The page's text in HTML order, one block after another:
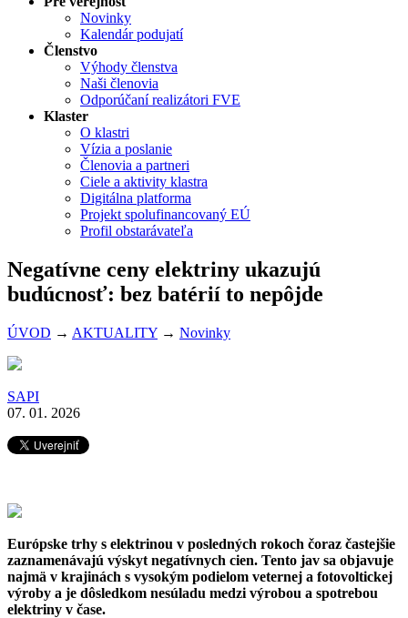
Novinky
Kalendár podujatí
Členstvo
Výhody členstva
Naši členovia
Odporúčaní realizátori FVE
Klaster
O klastri
Vízia a poslanie
Členovia a partneri
Ciele a aktivity klastra
Digitálna platforma
Projekt spolufinancovaný EÚ
Profil obstarávateľa
Negatívne ceny elektriny ukazujú
budúcnosť: bez batérií to nepôjde
ÚVOD → AKTUALITY → Novinky
SAPI
07. 01. 2026
Európske trhy s elektrinou v posledných rokoch čoraz častejšie
zaznamenávajú výskyt negatívnych cien. Tento jav sa objavuje
najmä v krajinách s vysokým podielom veternej a fotovoltickej
výroby a je dôsledkom nesúladu medzi výrobou a spotrebou
elektriny v čase.